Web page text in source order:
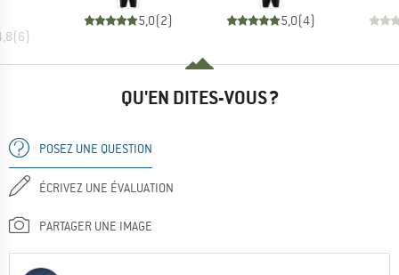
(6)
5,0(2) 5,0(4)
QU'EN DITES-VOUS ?
POSEZ UNE QUESTION
ÉCRIVEZ UNE ÉVALUATION
PARTAGER UNE IMAGE